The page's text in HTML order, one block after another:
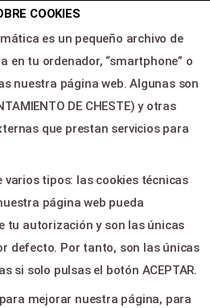
COOKIES
es un pequeño archivo de
en tu ordenador, “smartphone” o
nuestra página web. Algunas son
DE CHESTE) y otras
que prestan servicios para
varios tipos: las cookies técnicas
página web pueda
tu autorización y son las únicas
defecto. Por tanto, son las únicas
si solo pulsas el botón ACEPTAR.
mejorar nuestra página, para